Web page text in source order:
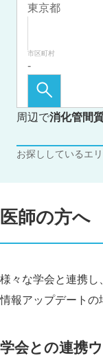
市区町村
周辺で消化管間
お探ししているエ
医師の方へ
様々な学会と連携
情報アップデートの
学会との連携